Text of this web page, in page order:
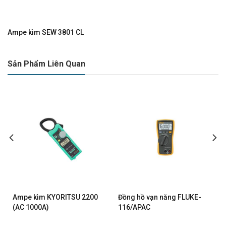
Ampe kìm SEW 3801 CL
Sản Phẩm Liên Quan
Ampe kìm KYORITSU 2200
(AC 1000A)
Đồng hồ vạn năng FLUKE-
116/APAC